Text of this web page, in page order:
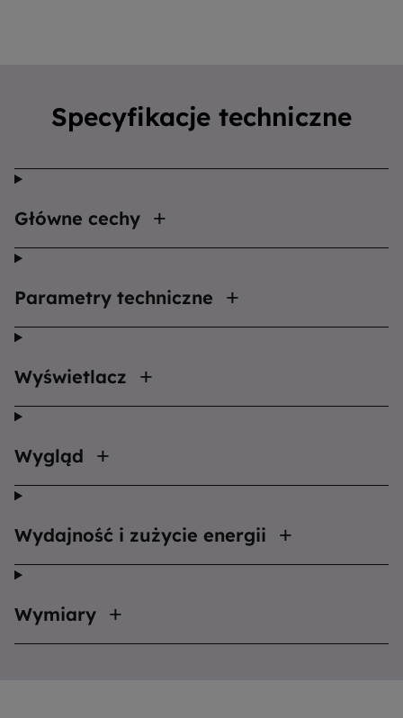
Specyfikacje techniczne
Główne cechy
Parametry techniczne
Wyświetlacz
Wygląd
Wydajność i zużycie energii
Wymiary